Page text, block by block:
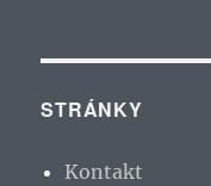
STRÁNKY
Kontakt